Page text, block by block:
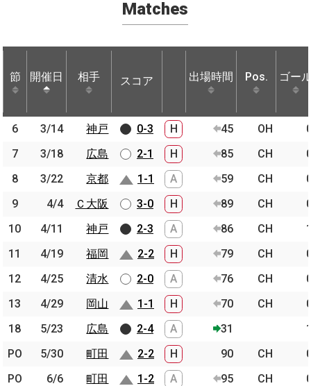
Matches
節 開催日 相手 スコア 出場時間 Pos. ゴー
節 開催日 相手 スコア 出場時間 Pos. ゴー
6 3/14 神戸 0-3 H 45 OH
7
3/18 広島 2-1 H 85 CH
8
3/22 京都 1-1 A 59 CH
9
4/4 Ｃ大阪 3-0 H 89 CH
10
4/11 神戸 2-3 A 86 CH
11
4/19 福岡 2-2 H 79 CH
12
4/25 清水 2-0 A 76 CH
13
4/29 岡山 1-1 H 70 CH
18
5/23 広島 2-4 A 31
PO
5/30 町田 2-2 H 90 CH
PO
6/6 町田 1-2 A 95 CH
節 開催日 相手
6 3/14
神戸
7
3/18
広島
8
3/22
京都
9
4/4
Ｃ大阪
10
4/11
神戸
11
4/19
福岡
12
4/25
清水
13
4/29
岡山
18
5/23
広島
PO
5/30
町田
PO
6/6 町田